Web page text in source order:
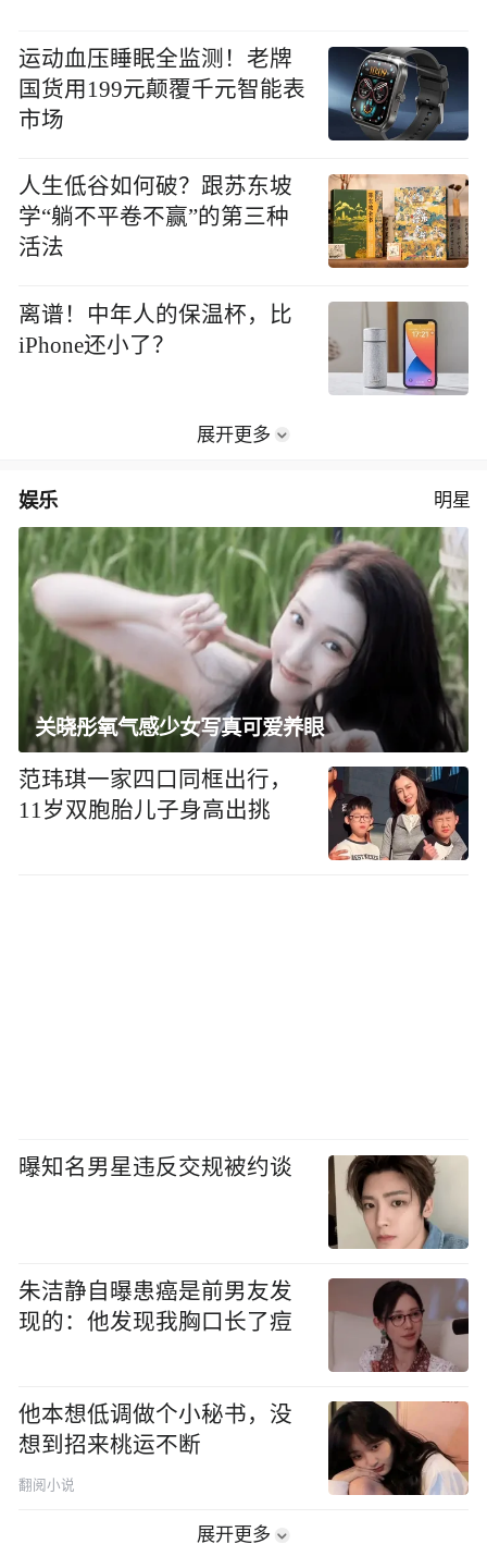
运动血压睡眠全监测！老牌
国货用199元颠覆千元智能表
市场
人生低谷如何破？跟苏东坡
学“躺不平卷不赢”的第三种
活法
离谱！中年人的保温杯，比
iPhone还小了？
展开更多
娱乐 明星
关晓彤氧气感少女写真可爱养眼
范玮琪一家四口同框出行，
11岁双胞胎儿子身高出挑
曝知名男星违反交规被约谈
朱洁静自曝患癌是前男友发
现的：他发现我胸口长了痘
他本想低调做个小秘书，没
想到招来桃运不断
翻阅小说
展开更多